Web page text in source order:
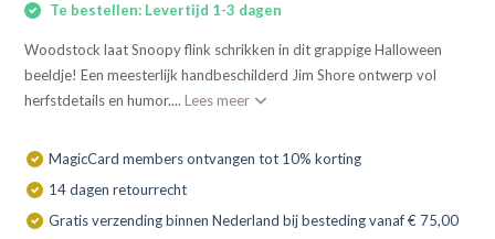
Te bestellen: Levertijd 1-3 dagen
Woodstock laat Snoopy flink schrikken in dit grappige Halloween
beeldje! Een meesterlijk handbeschilderd Jim Shore ontwerp vol
herfstdetails en humor.... Lees meer
MagicCard members ontvangen tot 10% korting
14 dagen retourrecht
Gratis verzending binnen Nederland bij besteding vanaf € 75,00